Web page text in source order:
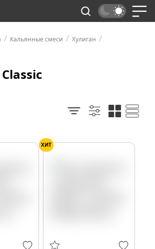
/ Кальянные смеси / Хулиган /
ХИТ